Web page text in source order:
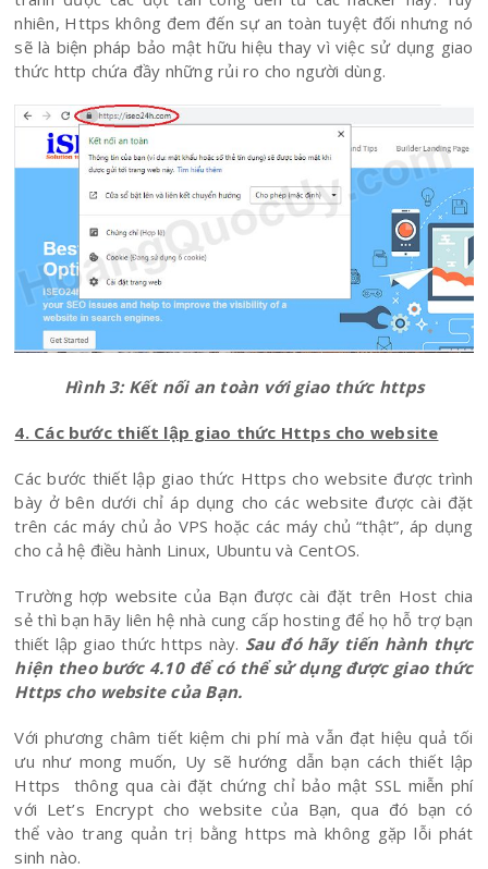
nhiên, Https không đem đến sự an toàn tuyệt đối nhưng nó
sẽ là biện pháp bảo mật hữu hiệu thay vì việc sử dụng giao
thức http chứa đầy những rủi ro cho người dùng.
Hình 3: Kết nối an toàn với giao thức https
4. Các bước thiết lập giao thức Https cho website
Các bước thiết lập giao thức Https cho website được trình
bày ở bên dưới chỉ áp dụng cho các website được cài đặt
trên các máy chủ ảo VPS hoặc các máy chủ “thật”, áp dụng
cho cả hệ điều hành Linux, Ubuntu và CentOS.
Trường hợp website của Bạn được cài đặt trên Host chia
sẻ thì bạn hãy liên hệ nhà cung cấp hosting để họ hỗ trợ bạn
thiết lập giao thức https này. Sau đó hãy tiến hành thực
hiện theo bước 4.10 để có thể sử dụng được giao thức
Https cho website của Bạn.
Với phương châm tiết kiệm chi phí mà vẫn đạt hiệu quả tối
ưu như mong muốn, Uy sẽ hướng dẫn bạn cách thiết lập
Https thông qua cài đặt chứng chỉ bảo mật SSL miễn phí
với Let’s Encrypt cho website của Bạn, qua đó bạn có
thể vào trang quản trị bằng https mà không gặp lỗi phát
sinh nào.